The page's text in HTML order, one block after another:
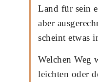
Land für sein
aber
scheint etwas
Welchen Weg
leichten oder